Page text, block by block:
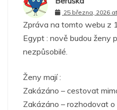
25 března, 2026
Zpráva na tomto webu z
Egypt : nově budou ženy
nezpůsobilé.
Ženy mají :
Zakázáno – cestovat
Zakázáno – rozhodovat